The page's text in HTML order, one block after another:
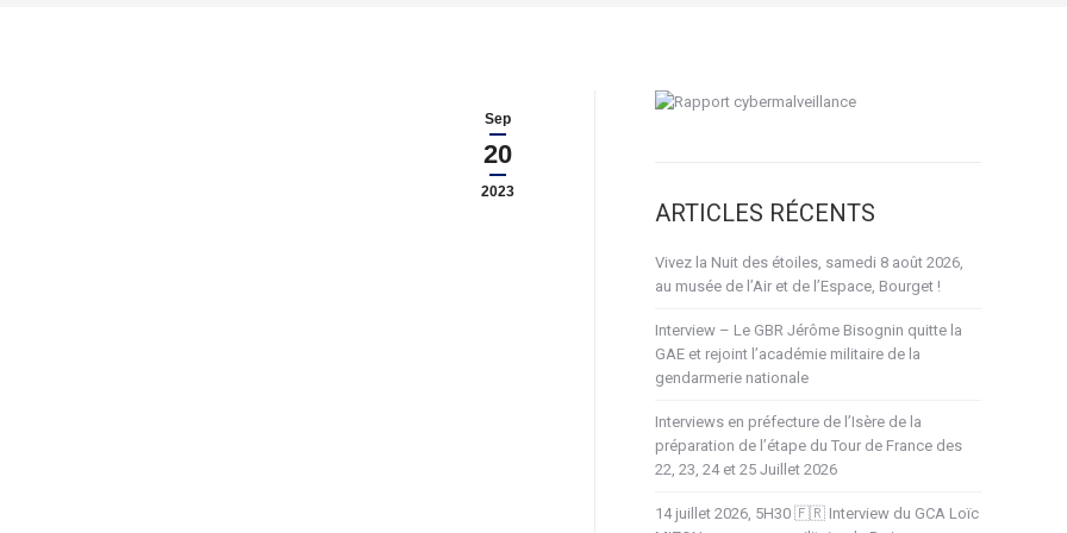
Sep
20
2023
ARTICLES RÉCENTS
Vivez la Nuit des étoiles, samedi 8 août 2026,
au musée de l’Air et de l’Espace, Bourget !
Interview – Le GBR Jérôme Bisognin quitte la
GAE et rejoint l’académie militaire de la
gendarmerie nationale
Interviews en préfecture de l’Isère de la
préparation de l’étape du Tour de France des
22, 23, 24 et 25 Juillet 2026
14 juillet 2026, 5H30 🇫🇷 Interview du GCA Loïc